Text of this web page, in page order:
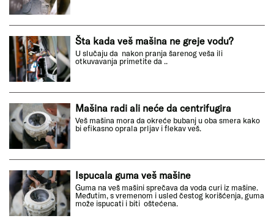
Šta kada veš mašina ne greje vodu?
U slučaju da nakon pranja šarenog veša ili
otkuvavanja primetite da ..
Mašina radi ali neće da centrifugira
Veš mašina mora da okreće bubanj u oba smera kako
bi efikasno oprala prljav i flekav veš.
Ispucala guma veš mašine
Guma na veš mašini sprečava da voda curi iz mašine.
Međutim, s vremenom i usled čestog korišćenja, guma
može ispucati i biti oštećena.